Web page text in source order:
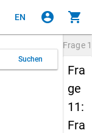
EN account_circle shopping_cart
Suchen
Frage
Fra
ge
11:
Fra